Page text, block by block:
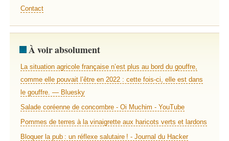
Contact
À voir absolument
La situation agricole française n’est plus au bord du gouffre,
comme elle pouvait l’être en 2022 : cette fois-ci, elle est dans
le gouffre. — Bluesky
Salade coréenne de concombre - Oi Muchim - YouTube
Pommes de terres à la vinaigrette aux haricots verts et lardons
Bloquer la pub : un réflexe salutaire ! - Journal du Hacker